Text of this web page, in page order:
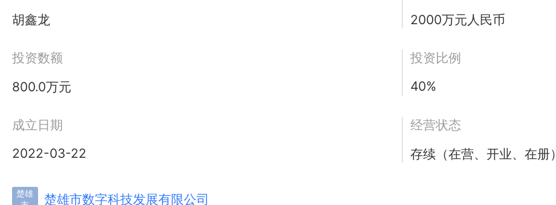
胡鑫龙
2000万元人民币
投资数额
800.0万元
投资比例
40%
成立日期
2022-03-22
经营状态
存续（在营、开业、在册）
楚雄
楚雄市数字科技发展有限公司